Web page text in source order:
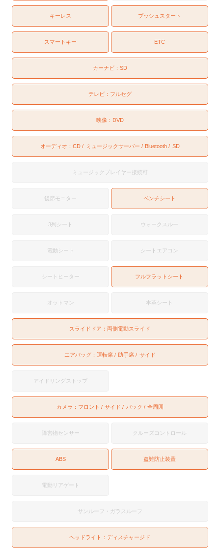
キーレス プッシュスタート
スマートキー ETC
カーナビ： SD
テレビ： フルセグ
映像： DVD
オーディオ：CD ミュージックサーバー Bluetooth SD
ミュージックプレイヤー接続可
後席モニター ベンチシート
3列シート ウォークスルー
電動シート シートエアコン
シートヒーター フルフラットシート
オットマン 本革シート
スライドドア： 両側電動スライド
エアバッグ：運転席 助手席 サイド
アイドリングストップ
カメラ： フロント サイド バック 全周囲
障害物センサー クルーズコントロール
ABS 盗難防止装置
電動リアゲート
サンルーフ・ガラスルーフ
ヘッドライト：ディスチャージド